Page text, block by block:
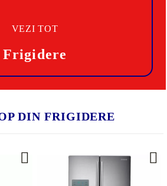
Frigidere
VEZI TOT
DIN FRIGIDERE